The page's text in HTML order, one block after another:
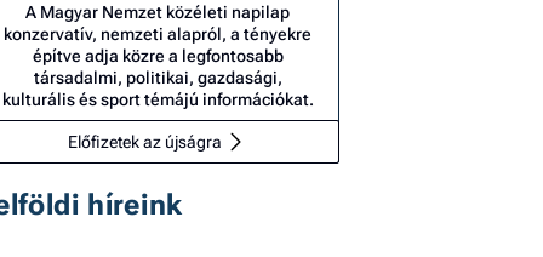
A Magyar Nemzet közéleti napilap
konzervatív, nemzeti alapról, a tényekre
építve adja közre a legfontosabb
társadalmi, politikai, gazdasági,
kulturális és sport témájú információkat.
Előfizetek az újságra
híreink